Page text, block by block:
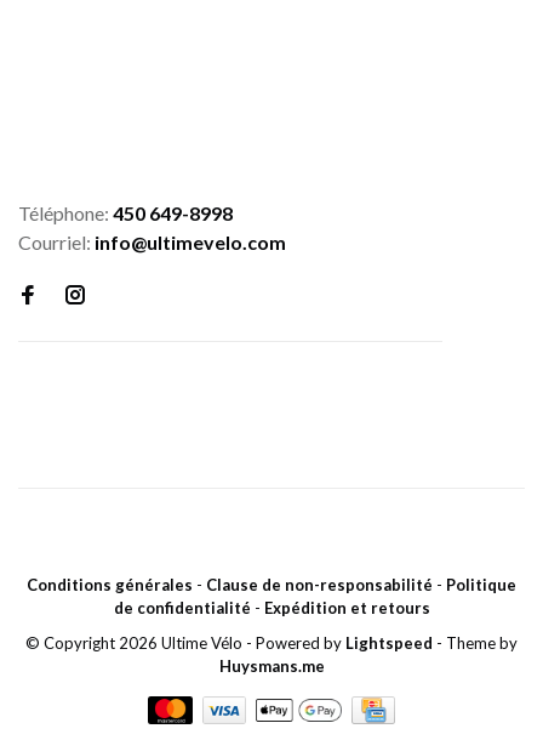
Téléphone: 450 649-8998
Courriel: info@ultimevelo.com
Conditions générales - Clause de non-responsabilité - Politique
de confidentialité - Expédition et retours
© Copyright 2026 Ultime Vélo - Powered by Lightspeed - Theme by
Huysmans.me